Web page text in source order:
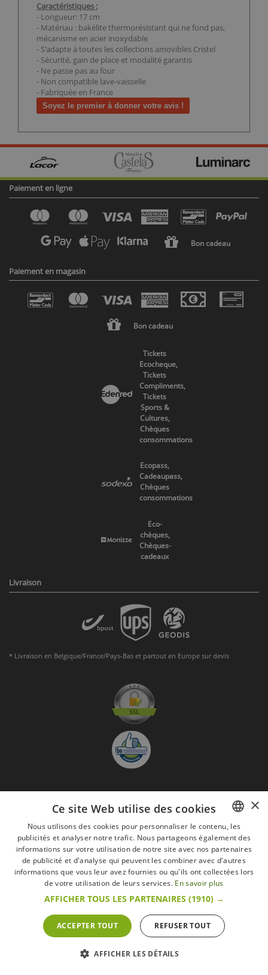
Caractéristiques :
- Longueur: 17 cm
- Matériau : bakélite thermorésistant qui ne fond pas,
mécanisme en acier inoxydable
- S'adapte à toutes les collections amovibles Cristel
- Sécurité, gain de place et modalité garantis
- Ne passe pas au four
- Non compatible lave-vaisselle
- Fabriquée en France
Soyez le premier à donner votre avis !
Paiement en ligne
Bon cadeau
Paiement en magasin
Bon cadeau
Tickets
Ecocheque,
Tickets
Compliments,
Tickets
Sports &
Cultures,
Chèques
consommations
Ecopass,
Cadeaupass,
Chèques
consommations
Eco-
chèques,
Chèques-
cadeaux
Livraison
* Livraison en Belgique/France/Pays-Bas et partout en Europe sur devis
S'abonner à la Newsletter
Je suis d'accord avec les Mentions légales
Toutes les marques Conditions générales
Mentions légales
Retour & Droit de rétractation
FAQ Recrutement
s'entendent toutes taxes comprises.
Conformément au livre VI « Pratiques du marché et protection du consommateur » du
Code belge de droit économique.
Le Client agissant en tant que consommateur dispose d’un droit de
Que faire en cas de litige,Plus d'infos
FRENCH
DUTCH
×
Ce site Web utilise des cookies
Nous utilisons des cookies pour personnaliser le contenu, les
publicités et analyser notre trafic. Nous partageons également des
informations sur votre utilisation de notre site avec nos partenaires
de publicité et d'analyse qui peuvent les combiner avec d'autres
informations que vous leur avez fournies ou qu'ils ont collectées lors
de votre utilisation de leurs services. En savoir plus
AFFICHER TOUS LES PARTENAIRES (1910) →
ACCEPTER TOUT REFUSER TOUT
AFFICHER LES DÉTAILS